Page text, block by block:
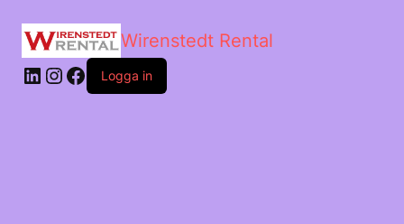
Wirenstedt Rental
Logga in